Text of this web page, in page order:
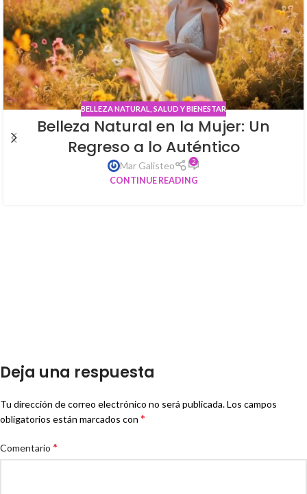
BELLEZA NATURAL SALUD Y BIENESTAR
Belleza Natural en la Mujer: Un
Regreso a lo Auténtico
Mar Galisteo 2
CONTINUE READING
Deja una respuesta
Tu dirección de correo electrónico no será publicada.Los campos
obligatorios están marcados con *
Comentario *